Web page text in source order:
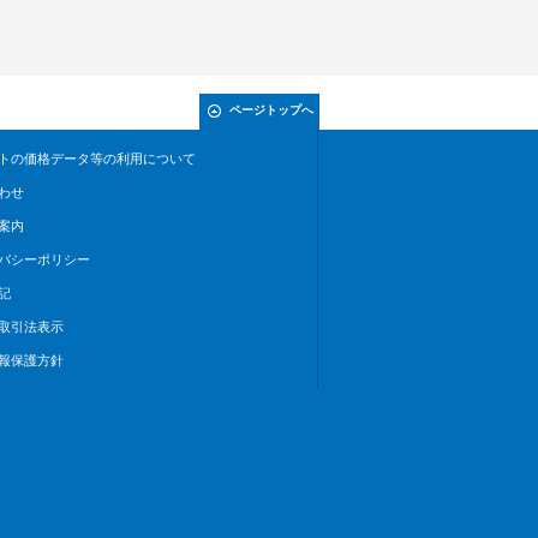
ページトップへ
の価格データ等の利用について
せ
内
シーポリシー
引法表示
保護方針